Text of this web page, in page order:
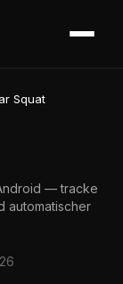
Squat
— tracke
automatischer